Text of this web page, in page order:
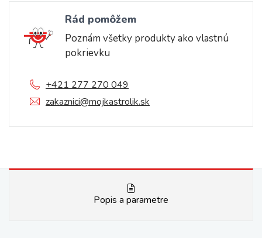
Rád pomôžem
Poznám všetky produkty ako vlastnú
pokrievku
+421 277 270 049
zakaznici@mojkastrolik.sk
Popis a parametre